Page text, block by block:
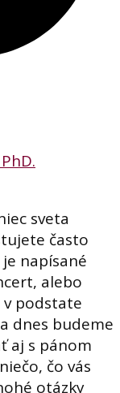
sveta
často
napísané
alebo
v podstate
dnes budeme
aj s pánom
čo vás
otázky